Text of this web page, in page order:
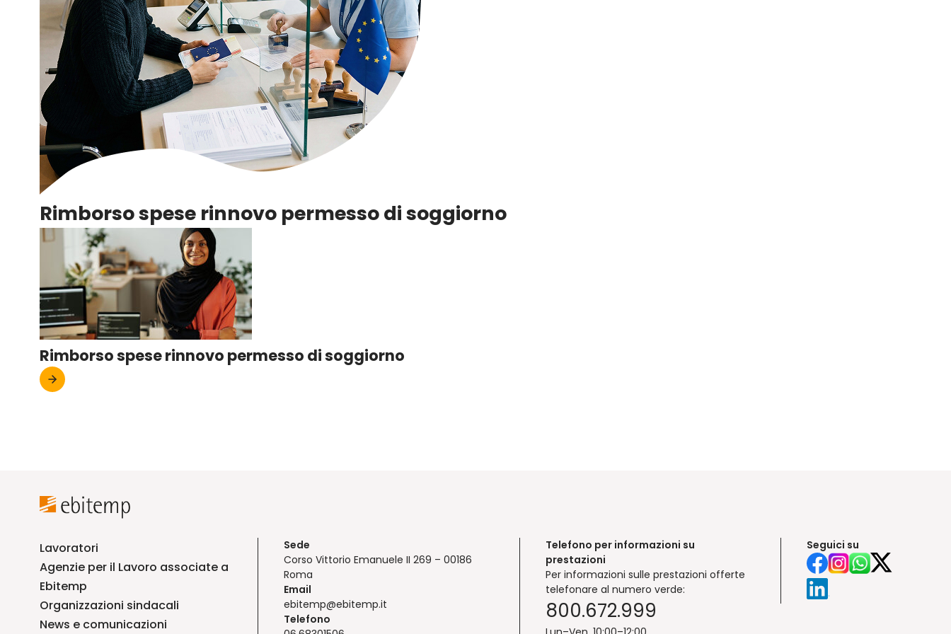
Rimborso spese rinnovo permesso di soggiorno
Rimborso spese rinnovo permesso di soggiorno
Lavoratori
Agenzie per il Lavoro associate a
Ebitemp
Organizzazioni sindacali
News e comunicazioni
Sede
Corso Vittorio Emanuele II 269 – 00186
Roma
Email
ebitemp@ebitemp.it
Telefono
Telefono per informazioni su
prestazioni
Per informazioni sulle prestazioni offerte
telefonare al numero verde:
800.672.999
Seguici su